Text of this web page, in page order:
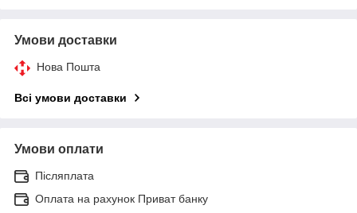
Умови доставки
Нова Пошта
Всі умови доставки
Умови оплати
Післяплата
Оплата на рахунок Приват банку